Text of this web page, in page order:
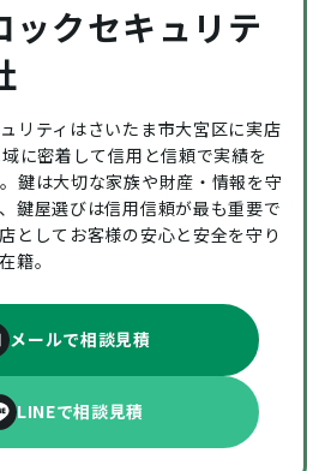
ックセキュリテ
リティはさいたま市大宮区に実店
に密着して信用と信頼で実績を
鍵は大切な家族や財産・情報を守
鍵屋選びは信用信頼が最も重要で
としてお客様の安心と安全を守り
籍。
メールで相談見積
LINEで相談見積